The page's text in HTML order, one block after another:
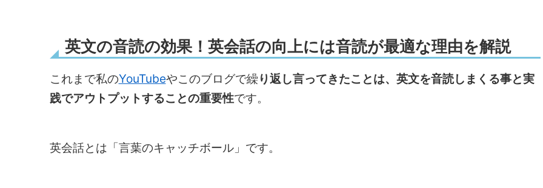
英文の音読の効果！英会話の向上には音読が最適な理由を解説
これまで私のYouTubeやこのブログで繰 り返し言ってきたことは、英文を音読しまくる事と実
践でアウトプットすることの重要性です。
英会話とは「言葉のキャッチボール」です。